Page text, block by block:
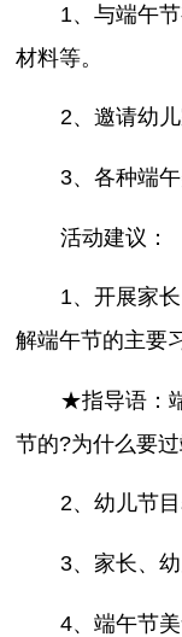
1、与端午
材料等。
2、邀请幼儿
3、各种端
活动建议：
1、开展家
解端午节的主要
★指导语：
节的?为什么要
2、幼儿节目
3、家长、
4、端午节美